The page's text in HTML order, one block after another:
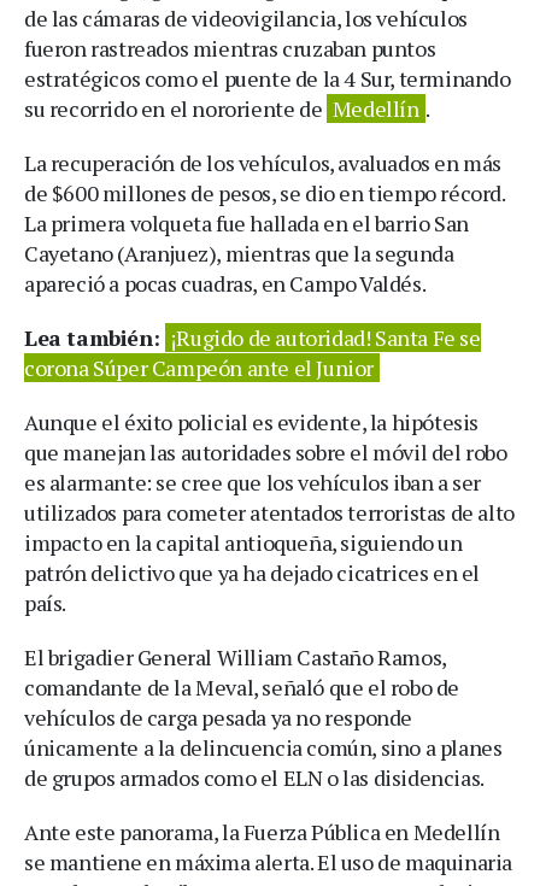
de las cámaras de videovigilancia, los vehículos
fueron rastreados mientras cruzaban puntos
estratégicos como el puente de la 4 Sur, terminando
su recorrido en el nororiente de Medellín .
La recuperación de los vehículos, avaluados en más
de $600 millones de pesos, se dio en tiempo récord.
La primera volqueta fue hallada en el barrio San
Cayetano (Aranjuez), mientras que la segunda
apareció a pocas cuadras, en Campo Valdés.
Lea también: ¡Rugido de autoridad! Santa Fe se
corona Súper Campeón ante el Junior
Aunque el éxito policial es evidente, la hipótesis
que manejan las autoridades sobre el móvil del robo
es alarmante: se cree que los vehículos iban a ser
utilizados para cometer atentados terroristas de alto
impacto en la capital antioqueña, siguiendo un
patrón delictivo que ya ha dejado cicatrices en el
país.
El brigadier General William Castaño Ramos,
comandante de la Meval, señaló que el robo de
vehículos de carga pesada ya no responde
únicamente a la delincuencia común, sino a planes
de grupos armados como el ELN o las disidencias.
Ante este panorama, la Fuerza Pública en Medellín
se mantiene en máxima alerta. El uso de maquinaria